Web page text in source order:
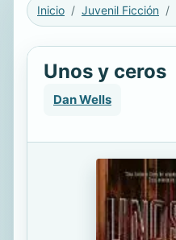
Inicio Juvenil Ficción
Unos y ceros
Dan Wells